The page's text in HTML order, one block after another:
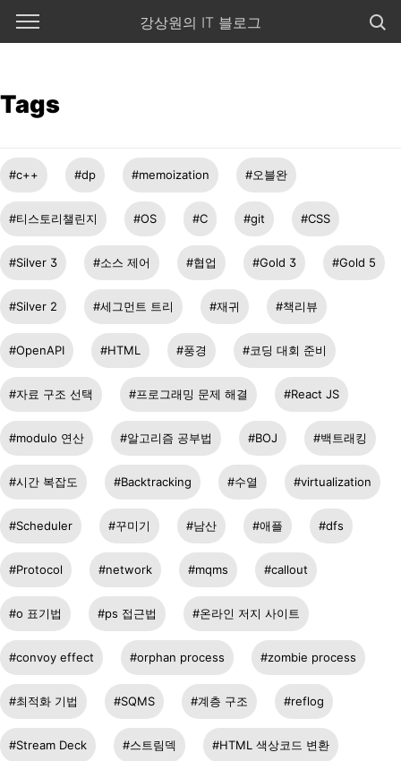
강상원의 IT 블로그
Tags
c++ dp memoization 오블완
티스토리챌린지 OS C git CSS
Silver 3 소스 제어 협업 Gold 3 Gold 5
Silver 2 세그먼트 트리 재귀 책리뷰
OpenAPI HTML 풍경 코딩 대회 준비
자료 구조 선택 프로그래밍 문제 해결 React JS
modulo 연산 알고리즘 공부법 BOJ 백트래킹
시간 복잡도 Backtracking 수열 virtualization
Scheduler 꾸미기 남산 애플 dfs
Protocol network mqms callout
o 표기법 ps 접근법 온라인 저지 사이트
convoy effect orphan process zombie process
최적화 기법 SQMS 계층 구조 reflog
Stream Deck 스트림덱 HTML 색상코드 변환